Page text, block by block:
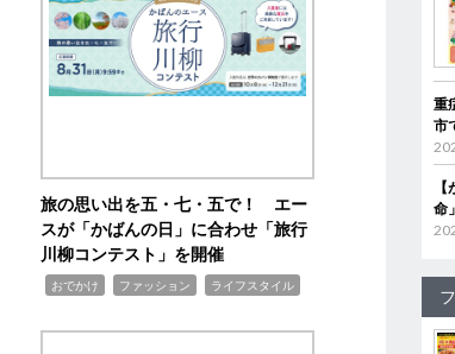
旅の思い出を五・七・五で！ エー
スが「かばんの日」に合わせ「旅行
川柳コンテスト」を開催
おでかけ ファッション ライフスタイル
重
市
命